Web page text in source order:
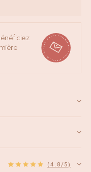
forme de palmier est
(4.8/5)